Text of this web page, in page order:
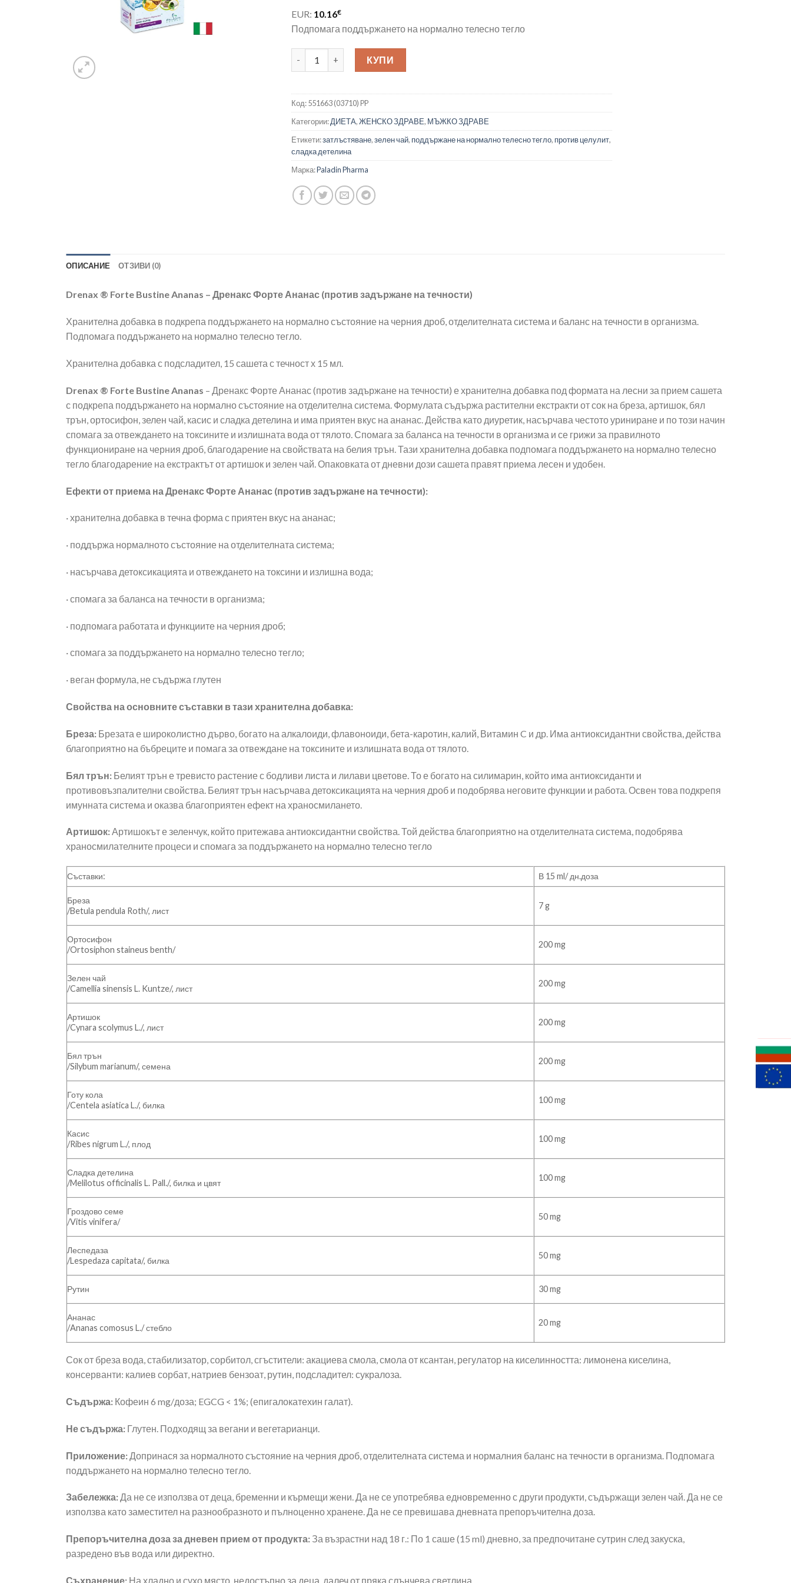
EUR: 10.16€
Подпомага поддържането на нормално телесно тегло
количество за Диуретична формула срещу затлъстяване и целулит - Дренакс - Drenax® с ананас, касис и зелен чай, 15
КУПИ
Код:551663 (03710) PP
Категории:ДИЕТА,ЖЕНСКО ЗДРАВЕ, МЪЖКО ЗДРАВЕ
Етикети:затлъстяване,зелен чай, поддържане на нормално телесно тегло, против целулит,
сладка детелина
Марка:Paladin Pharma
ОПИСАНИЕ ОТЗИВИ (0)
Drenax ® Forte Bustine Ananas – Дренакс Форте Ананас (против задържане на течности)
Хранителна добавка в подкрепа поддържането на нормално състояние на черния дроб, отделителната система и баланс на течности в организма.
Подпомага поддържането на нормално телесно тегло.
Хранителна добавка с подсладител, 15 сашета с течност х 15 мл.
Drenax ® Forte Bustine Ananas – Дренакс Форте Ананас (против задържане на течности) е хранителна добавка под формата на лесни за прием сашета
с подкрепа поддържането на нормално състояние на отделителна система. Формулата съдържа растителни екстракти от сок на бреза, артишок, бял
трън, ортосифон, зелен чай, касис и сладка детелина и има приятен вкус на ананас. Действа като диуретик, насърчава честото уриниране и по този начин
спомага за отвеждането на токсините и излишната вода от тялото. Спомага за баланса на течности в организма и се грижи за правилното
функциониране на черния дроб, благодарение на свойствата на белия трън. Тази хранителна добавка подпомага поддържането на нормално телесно
тегло благодарение на екстрактът от артишок и зелен чай. Опаковката от дневни дози сашета правят приема лесен и удобен.
Ефекти от приема на Дренакс Форте Ананас (против задържане на течности):
· хранителна добавка в течна форма с приятен вкус на ананас;
· поддържа нормалното състояние на отделителната система;
· насърчава детоксикацията и отвеждането на токсини и излишна вода;
· спомага за баланса на течности в организма;
· подпомага работата и функциите на черния дроб;
· спомага за поддържането на нормално телесно тегло;
· веган формула, не съдържа глутен
Свойства на основните съставки в тази хранителна добавка:
Бреза: Брезата е широколистно дърво, богато на алкалоиди, флавоноиди, бета-каротин, калий, Витамин C и др. Има антиоксидантни свойства, действа
благоприятно на бъбреците и помага за отвеждане на токсините и излишната вода от тялото.
Бял трън: Белият трън е тревисто растение с бодливи листа и лилави цветове. То е богато на силимарин, който има антиоксиданти и
противовъзпалителни свойства. Белият трън насърчава детоксикацията на черния дроб и подобрява неговите функции и работа. Освен това подкрепя
имунната система и оказва благоприятен ефект на храносмилането.
Артишок:Артишокът е зеленчук, който притежава антиоксидантни свойства. Той действа благоприятно на отделителната система, подобрява
храносмилателните процеси и спомага за поддържането на нормално телесно тегло
Съставки: В 15 ml/ дн.доза
Бреза
/Betula pendula Roth/, лист
7 g
Ортосифон
/Ortosiphon staineus benth/
200 mg
Зелен чай
/Camellia sinensis L. Kuntze/, лист
200 mg
Артишок
/Cynara scolymus L./, лист
200 mg
Бял трън
/Silybum marianum/, семена
200 mg
Готу кола
/Centela asiatica L./, билка
100 mg
Касис
/Ribes nigrum L./, плод
100 mg
Сладка детелина
/Melilotus officinalis L. Pall./, билка и цвят
100 mg
Гроздово семе
/Vitis vinifera/
50 mg
Леспедаза
/Lespedaza capitata/, билка
50 mg
Рутин 30 mg
Ананас
/Ananas comosus L./ стебло
20 mg
Сок от бреза вода, стабилизатор, сорбитол, сгъстители: акациева смола, смола от ксантан, регулатор на киселинността: лимонена киселина,
консерванти: калиев сорбат, натриев бензоат, рутин, подсладител: сукралоза.
Съдържа: Кофеин 6 mg/доза; EGCG < 1%; (епигалокатехин галат).
Не съдържа: Глутен. Подходящ за вегани и вегетарианци.
Приложение: Допринася за нормалното състояние на черния дроб, отделителната система и нормалния баланс на течности в организма. Подпомага
поддържането на нормално телесно тегло.
Забележка:Да не се използва от деца, бременни и кърмещи жени. Да не се употребява едновременно с други продукти, съдържащи зелен чай. Да не се
използва като заместител на разнообразното и пълноценно хранене. Да не се превишава дневната препоръчителна доза.
Препоръчителна доза за дневен прием от продукта: За възрастни над 18 г.: По 1 саше (15 ml) дневно, за предпочитане сутрин след закуска,
разредено във вода или директно.
Съхранение: На хладно и сухо място, недостъпно за деца, далеч от пряка слънчева светлина.